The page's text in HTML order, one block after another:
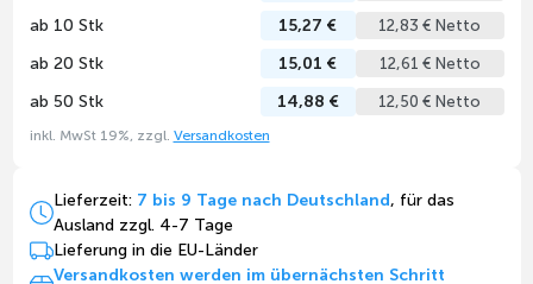
ab 10 Stk 15,27 € 12,83 € Netto
ab 20 Stk 15,01 € 12,61 € Netto
ab 50 Stk 14,88 € 12,50 € Netto
inkl. MwSt 19%, zzgl. Versandkosten
Lieferzeit: 7 bis 9 Tage nach Deutschland, für das
Ausland zzgl. 4-7 Tage
Lieferung in die EU-Länder
Versandkosten werden im übernächsten Schritt